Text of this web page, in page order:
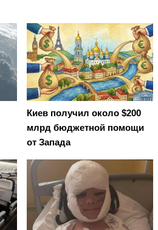
Киев получил около $200
млрд бюджетной помощи
от Запада